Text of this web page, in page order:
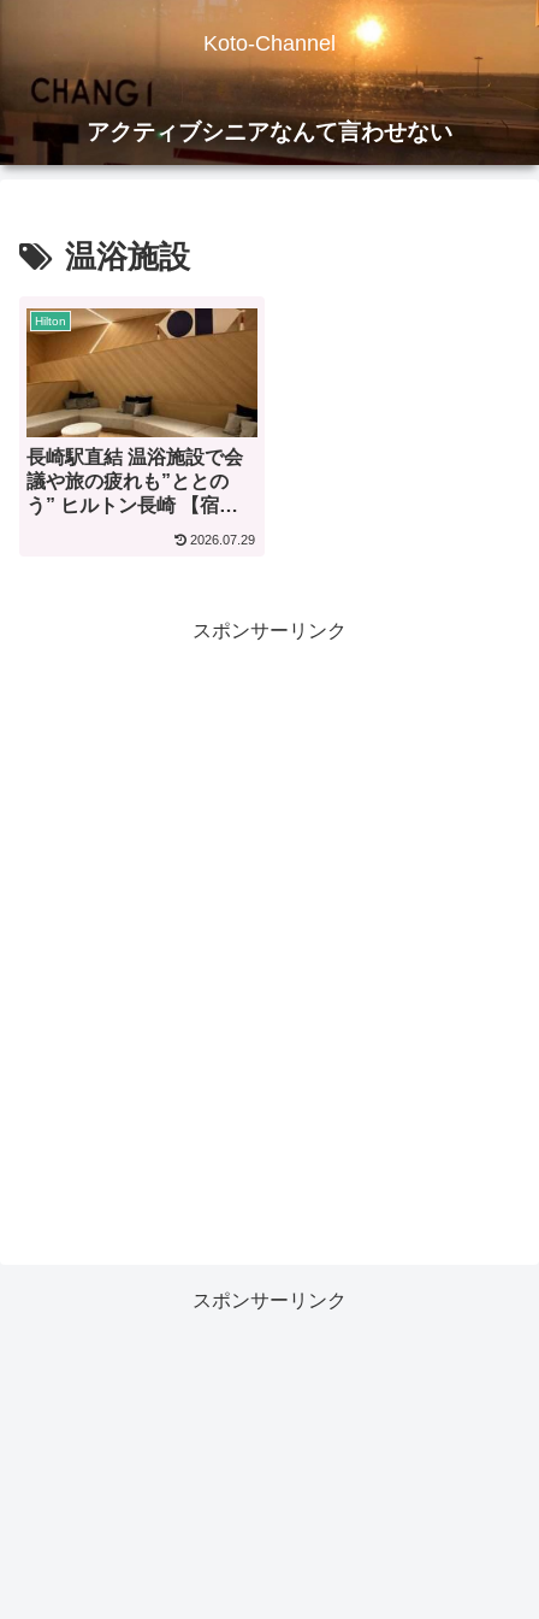
Koto-Channel
アクティブシニアなんて言わせない
温浴施設
Hilton
長崎駅直結 温浴施設で会
議や旅の疲れも”ととの
う” ヒルトン長崎 【宿泊
2026.07.29
スポンサーリンク
スポンサーリンク